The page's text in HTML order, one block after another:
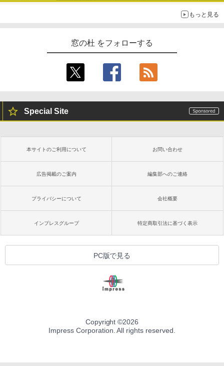
もっと見る
窓の杜 をフォローする
Special Site
本サイトのご利用について お問い合わせ
広告掲載のご案内 編集部へのご連絡
プライバシーについて 会社概要
インプレスグループ 特定商取引法に基づく表示
PC版で見る
Copyright ©2026
Impress Corporation. All rights reserved.